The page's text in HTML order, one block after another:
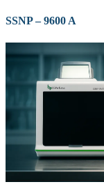
SSNP – 9600 A